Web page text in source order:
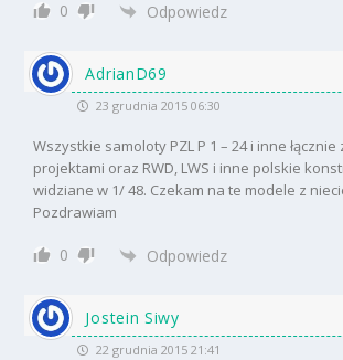
0 Odpowiedz
AdrianD69
23 grudnia 2015 06:30
Wszystkie samoloty PZL P 1 – 24 i inne
projektami oraz RWD, LWS i inne polskie
widziane w 1/ 48. Czekam na te modele z
Pozdrawiam
0 Odpowiedz
Jostein Siwy
22 grudnia 2015 21:41